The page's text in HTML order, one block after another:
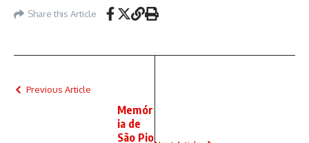
Share this Article
Previous Article
Memór
ia de
São Pio